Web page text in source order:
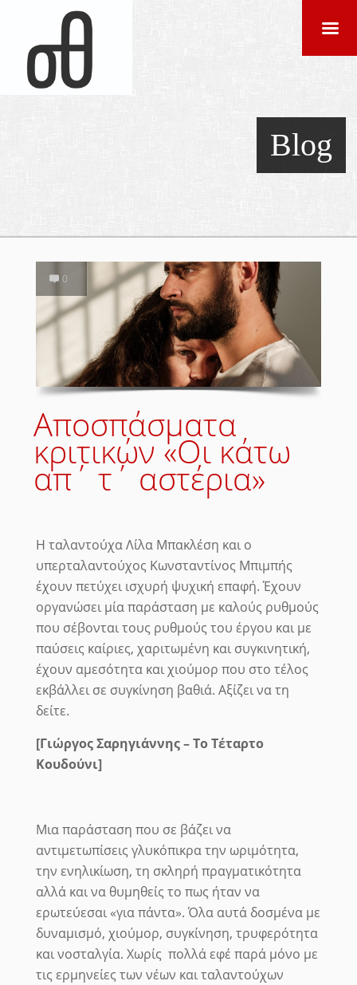
Blog
0
Αποσπάσματα
κριτικών «Οι κάτω
απ΄ τ΄ αστέρια»
Η ταλαντούχα Λίλα Μπακλέση και ο
υπερταλαντούχος Κωνσταντίνος Μπιμπής
έχουν πετύχει ισχυρή ψυχική επαφή. Έχουν
οργανώσει μία παράσταση με καλούς ρυθμούς
που σέβονται τους ρυθμούς του έργου και με
παύσεις καίριες, χαριτωμένη και συγκινητική,
έχουν αμεσότητα και χιούμορ που στο τέλος
εκβάλλει σε συγκίνηση βαθιά. Αξίζει να τη
δείτε.
[Γιώργος Σαρηγιάννης – Το Τέταρτο
Κουδούνι]
Μια παράσταση που σε βάζει να
αντιμετωπίσεις γλυκόπικρα την ωριμότητα,
την ενηλικίωση, τη σκληρή πραγματικότητα
αλλά και να θυμηθείς το πως ήταν να
ερωτεύεσαι «για πάντα». Όλα αυτά δοσμένα με
δυναμισμό, χιούμορ, συγκίνηση, τρυφερότητα
και νοσταλγία. Χωρίς πολλά εφέ παρά μόνο με
τις ερμηνείες των νέων και ταλαντούχων